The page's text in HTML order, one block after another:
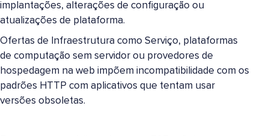
implantações, alterações de configuração ou
atualizações de plataforma.
Ofertas de Infraestrutura como Serviço, plataformas
de computação sem servidor ou provedores de
hospedagem na web impõem incompatibilidade com os
padrões HTTP com aplicativos que tentam usar
versões obsoletas.